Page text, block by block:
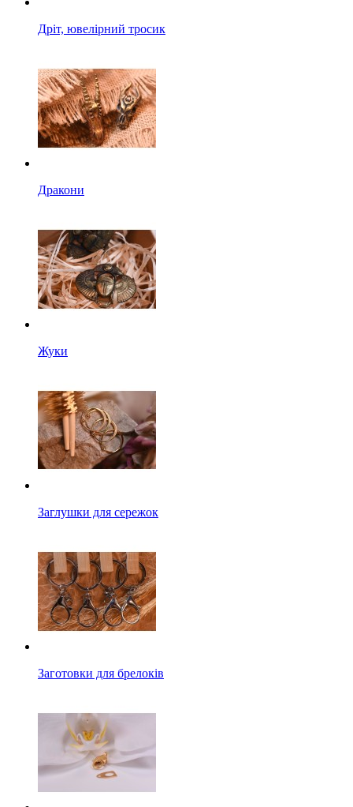
Дріт, ювелірний тросик
Дракони
Жуки
Заглушки для сережок
Заготовки для брелоків